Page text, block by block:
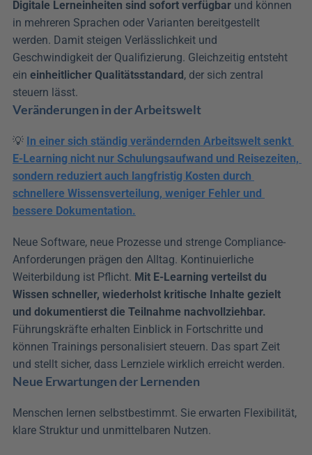
Digitale Lerneinheiten sind sofort verfügbar und können
in mehreren Sprachen oder Varianten bereitgestellt
werden. Damit steigen Verlässlichkeit und
Geschwindigkeit der Qualifizierung. Gleichzeitig entsteht
ein einheitlicher Qualitätsstandard, der sich zentral
steuern lässt.
Veränderungen in der Arbeitswelt
💡 In einer sich ständig verändernden Arbeitswelt senkt
E-Learning nicht nur Schulungsaufwand und Reisezeiten,
sondern reduziert auch langfristig Kosten durch
schnellere Wissensverteilung, weniger Fehler und
bessere Dokumentation.
Neue Software, neue Prozesse und strenge Compliance-
Anforderungen prägen den Alltag. Kontinuierliche
Weiterbildung ist Pflicht. Mit E-Learning verteilst du
Wissen schneller, wiederholst kritische Inhalte gezielt
und dokumentierst die Teilnahme nachvollziehbar.
Führungskräfte erhalten Einblick in Fortschritte und
können Trainings personalisiert steuern. Das spart Zeit
und stellt sicher, dass Lernziele wirklich erreicht werden.
Neue Erwartungen der Lernenden
Menschen lernen selbstbestimmt. Sie erwarten Flexibilität,
klare Struktur und unmittelbaren Nutzen.